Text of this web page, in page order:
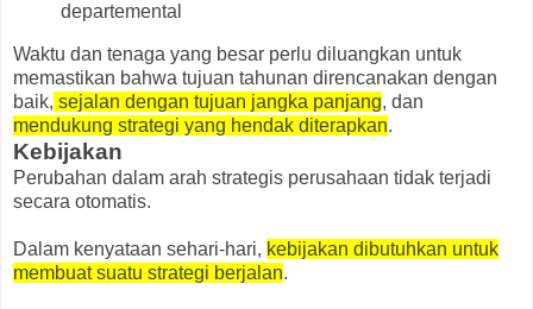
departemental
Waktu dan tenaga yang besar perlu diluangkan untuk
memastikan bahwa tujuan tahunan direncanakan dengan
baik, sejalan dengan tujuan jangka panjang, dan
mendukung strategi yang hendak diterapkan.
Kebijakan
Perubahan dalam arah strategis perusahaan tidak terjadi
secara otomatis.
Dalam kenyataan sehari-hari, kebijakan dibutuhkan untuk
membuat suatu strategi berjalan.